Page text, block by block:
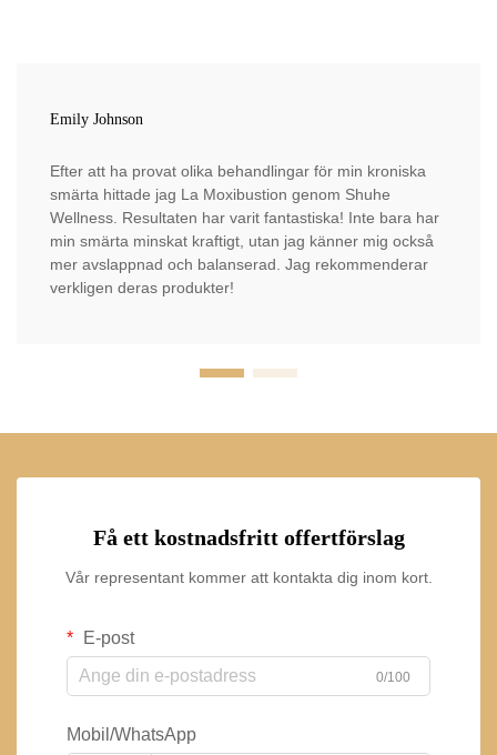
Emily Johnson
Efter att ha provat olika behandlingar för min kroniska
smärta hittade jag La Moxibustion genom Shuhe
Wellness. Resultaten har varit fantastiska! Inte bara har
min smärta minskat kraftigt, utan jag känner mig också
mer avslappnad och balanserad. Jag rekommenderar
verkligen deras produkter!
Få ett kostnadsfritt offertförslag
Vår representant kommer att kontakta dig inom kort.
E-post
0/100
Mobil/WhatsApp